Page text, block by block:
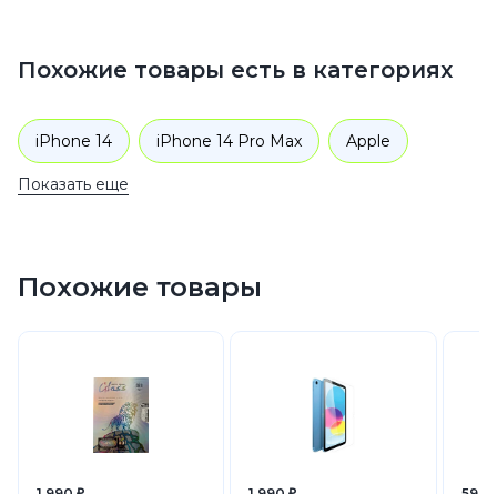
Похожие товары есть в категориях
iPhone 14 iPhone 14 Pro Max Apple
iPhone 14 Pro Max
Показать еще
Похожие товары